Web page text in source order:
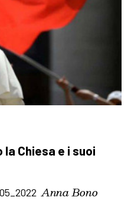
Chiesa e i suoi
Anna Bono